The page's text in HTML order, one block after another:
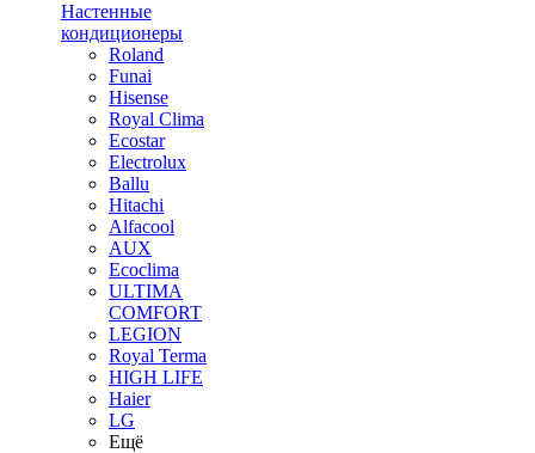
Настенные
кондиционеры
Roland
Funai
Hisense
Royal Clima
Ecostar
Electrolux
Ballu
Hitachi
Alfacool
AUX
Ecoclima
ULTIMA
COMFORT
LEGION
Royal Terma
HIGH LIFE
Haier
LG
Ещё